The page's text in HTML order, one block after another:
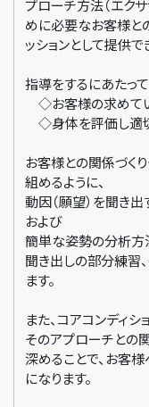
プローチ方法（エク
めに必要なお客様と
ッションとして提供で
指導をするにあたって
◇お客様の求めてい
◇身体を評価し適
お客様との関係づく
組めるように、
動因（願望）を聞き
および
簡単な姿勢の分析方
聞き出しの部分練習
ます。
また、コアコンディ
そのアプローチとの
深めることで、お客
になります。